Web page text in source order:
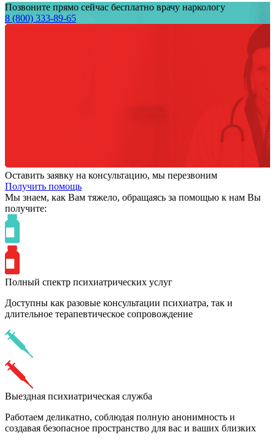
Позвоните прямо сейчас бесплатно врачу наркологу
8 (800) 333-89-65
Оставить заявку на консультацию, мы перезвоним
Получить помощь
Мы знаем, как Вам тяжело, обращаясь за помощью к нам Вы
получите:
Полный спектр психиатрических услуг
Доступны как разовые консультации психиатра, так и
длительное терапевтическое сопровождение
Выездная психиатрическая служба
Работаем деликатно, соблюдая полную анонимность и
создавая безопасное пространство для вас и ваших близких